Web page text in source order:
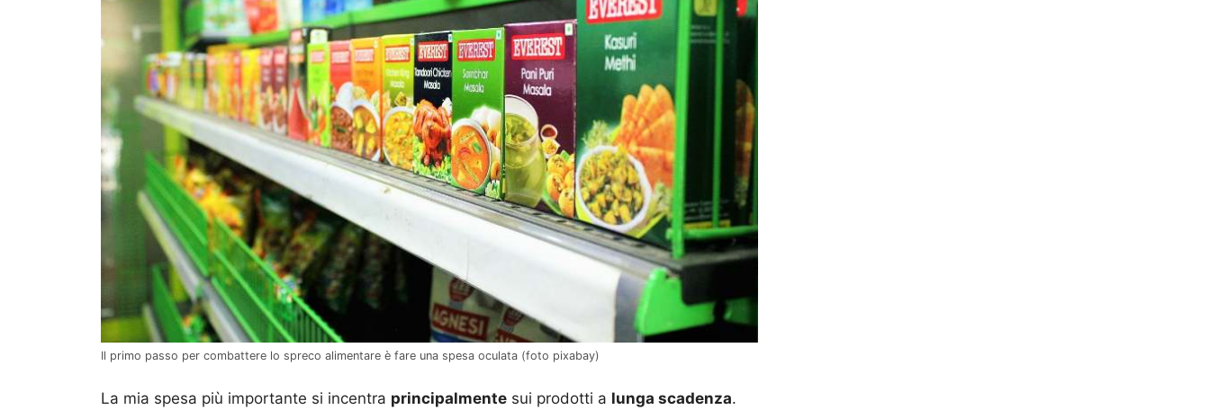
Il primo passo per combattere lo spreco alimentare è fare una spesa oculata (foto pixabay)
La mia spesa più importante si incentra principalmente sui prodotti a lunga scadenza.